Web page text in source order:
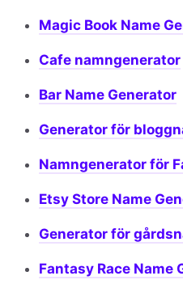
Magic Book Name
Cafe namngenerator
Bar Name Generator
Generator för
Namngenerator för
Etsy Store Name
Generator för
Fantasy Race Name